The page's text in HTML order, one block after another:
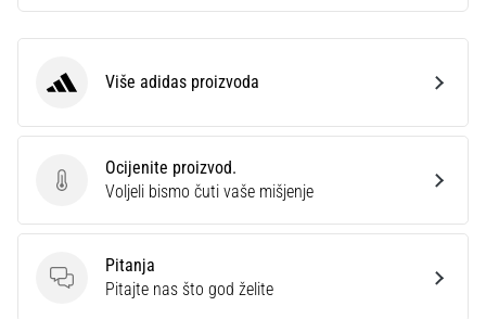
Ocijenite proizvod.
Ocijenite proizvod.
Voljeli bismo čuti vaše mišjenje
Pitanja
Pitanja
Pitajte nas što god želite
adidas Više adidas proizvoda